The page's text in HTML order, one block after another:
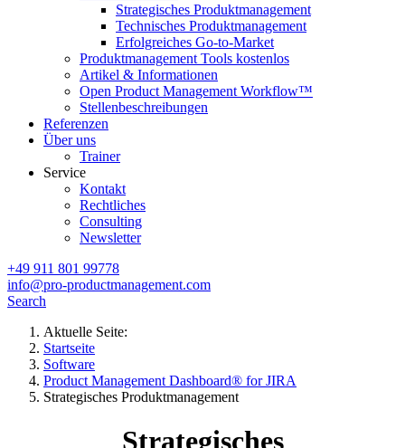
Strategisches Produktmanagement
Technisches Produktmanagement
Erfolgreiches Go-to-Market
Produktmanagement Tools kostenlos
Artikel & Informationen
Open Product Management Workflow™
Stellenbeschreibungen
Referenzen
Über uns
Trainer
Service
Kontakt
Rechtliches
Consulting
Newsletter
+49 911 801 99778
info@pro-productmanagement.com
Search
Aktuelle Seite:
Startseite
Software
Product Management Dashboard® for JIRA
Strategisches Produktmanagement
Strategisches